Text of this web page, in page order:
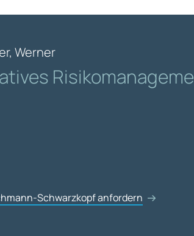
Werner
Schwarzkopf anfordern